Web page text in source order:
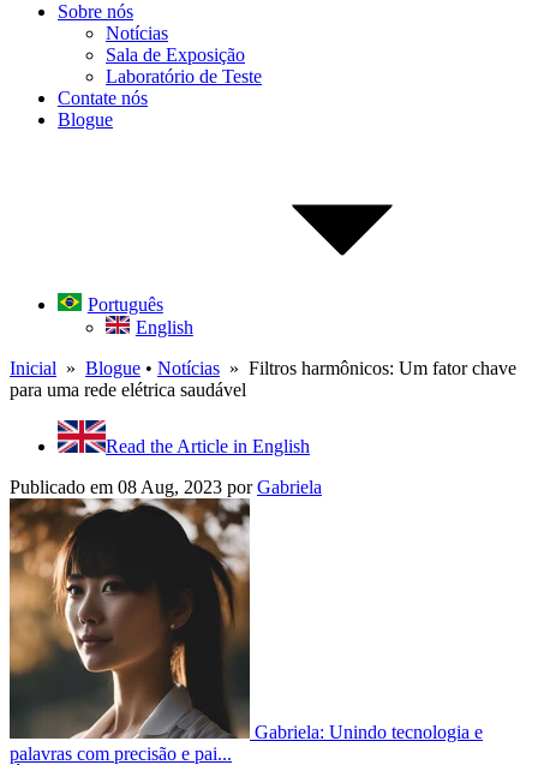
Sobre nós
Notícias
Sala de Exposição
Laboratório de Teste
Contate nós
Blogue
Português
English
Inicial » Blogue • Notícias » Filtros harmônicos: Um fator chave
para uma rede elétrica saudável
Read the Article in English
Publicado em 08 Aug, 2023 porGabriela
Gabriela: Unindo tecnologia e
palavras com precisão e pai...